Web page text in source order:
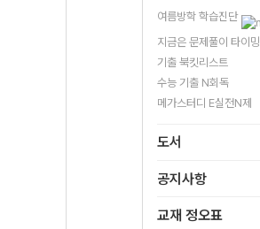
여름방학 학습진단
지금은 문제풀이 타이밍
기출 북킷리스트
수능 기출 N회독
메가스터디 E실전N제
도서
공지사항
교재 정오표